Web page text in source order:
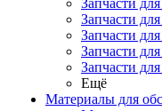
Запчасти
Запчасти
Запчасти
Запчасти
Запчасти
Ещё
Материалы для